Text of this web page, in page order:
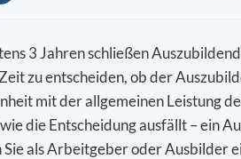
3 Jahren schließen
zu entscheiden, ob der
mit der allgemeinen Leistung
die Entscheidung ausfällt – ein
als Arbeitgeber oder Ausbilder